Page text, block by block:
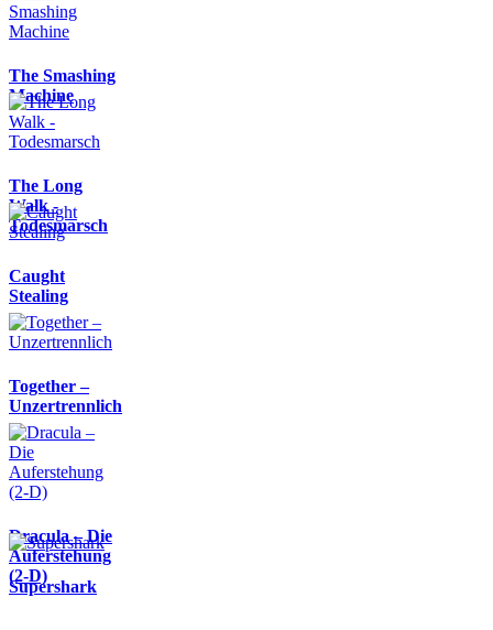
The Smashing
Machine
The Long
Walk -
Todesmarsch
Caught
Stealing
Together –
Unzertrennlich
Dracula – Die
Auferstehung
(2-D)
Supershark